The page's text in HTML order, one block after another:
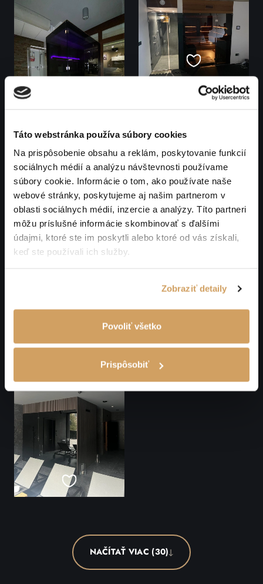
Táto webstránka používa súbory cookies
Na prispôsobenie obsahu a reklám, poskytovanie funkcií
sociálnych médií a analýzu návštevnosti používame
súbory cookie. Informácie o tom, ako používate naše
webové stránky, poskytujeme aj našim partnerom v
oblasti sociálnych médií, inzercie a analýzy. Títo partneri
môžu príslušné informácie skombinovať s ďalšími
údajmi, ktoré ste im poskytli alebo ktoré od vás získali,
keď ste používali ich služby.
Zobraziť detaily
Povoliť všetko
Prispôsobiť
NAČÍTAŤ VIAC (30)